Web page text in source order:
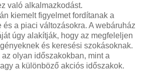
való alkalmazkodást.
kiemelt figyelmet fordítanak a
a piaci változásokra. A webáruház
úgy alakítják, hogy az megfeleljen
és keresési szokásoknak.
olyan időszakokban, mint a
a különböző akciós időszakok.